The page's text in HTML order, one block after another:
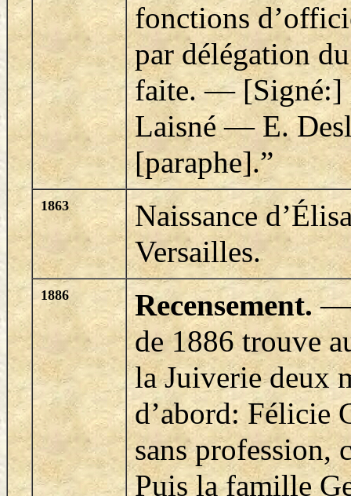
fonctions
par délégation
faite. —
Laisné — E.
[paraphe].”
1863
Naissance
Versailles.
1886 Recensement. —
de 1886 trouve
la Juiverie deux
d’abord: Félicie
sans profession,
Puis la famille